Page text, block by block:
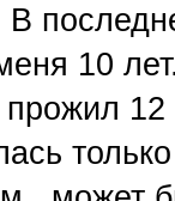
В
10
12